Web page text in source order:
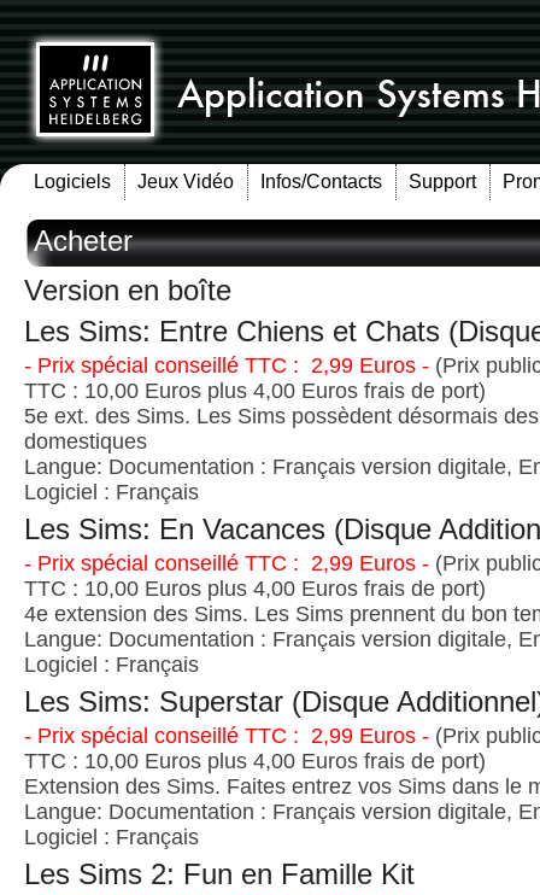
Logiciels Jeux Vidéo Infos/Contacts Support
Acheter
Version en boîte
Les Sims: Entre Chiens et Chats
- Prix spécial conseillé TTC : 2,99 Euros - (Prix
TTC : 10,00 Euros plus 4,00 Euros frais de port)
5e ext. des Sims. Les Sims possèdent désormais
domestiques
Langue: Documentation : Français version digitale,
Logiciel : Français
Les Sims: En Vacances (Disque
- Prix spécial conseillé TTC : 2,99 Euros - (Prix
TTC : 10,00 Euros plus 4,00 Euros frais de port)
4e extension des Sims. Les Sims prennent du bon
Langue: Documentation : Français version digitale,
Logiciel : Français
Les Sims: Superstar (Disque
- Prix spécial conseillé TTC : 2,99 Euros - (Prix
TTC : 10,00 Euros plus 4,00 Euros frais de port)
Extension des Sims. Faites entrez vos Sims dans le
Langue: Documentation : Français version digitale,
Logiciel : Français
Les Sims 2: Fun en Famille Kit